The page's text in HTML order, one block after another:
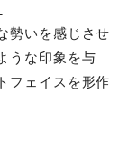
勢いを感じさせ
うな印象を与
フェイスを形作